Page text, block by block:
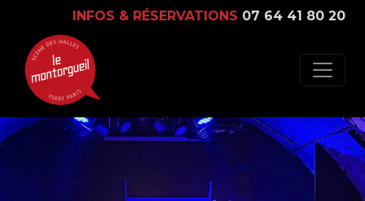
INFOS & RÉSERVATIONS 07 64 41 80 20